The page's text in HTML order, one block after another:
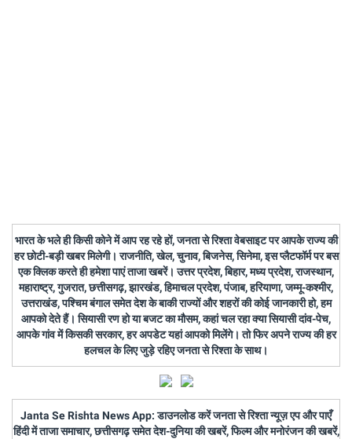
भारत के भले ही किसी कोने में आप रह रहे हों, जनता से रिश्ता वेबसाइट पर आपके राज्य की
हर छोटी-बड़ी खबर मिलेगी। राजनीति, खेल, चुनाव, बिजनेस, सिनेमा, इस प्लैटफॉर्म पर बस
एक क्लिक करते ही हमेशा पाएं ताजा खबरें। उत्तर प्रदेश, बिहार, मध्य प्रदेश, राजस्थान,
महाराष्ट्र, गुजरात, छत्तीसगढ़, झारखंड, हिमाचल प्रदेश, पंजाब, हरियाणा, जम्मू-कश्मीर,
उत्तराखंड, पश्चिम बंगाल समेत देश के बाकी राज्यों और शहरों की कोई जानकारी हो, हम
आपको देते हैं। सियासी रण हो या बजट का मौसम, कहां चल रहा क्या सियासी दांव-पेच,
आपके गांव में किसकी सरकार, हर अपडेट यहां आपको मिलेंगे। तो फिर अपने राज्य की हर
हलचल के लिए जुड़े रहिए जनता से रिश्ता के साथ।
Janta Se Rishta News App: डाउनलोड करें जनता से रिश्ता न्यूज़ एप और पाएँ
हिंदी में ताजा समाचार, छत्तीसगढ़ समेत देश-दुनिया की खबरें, फिल्म और मनोरंजन की खबरें,